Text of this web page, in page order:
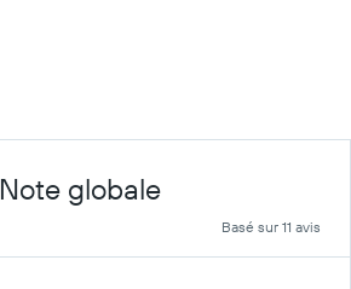
Note globale
Basé sur 11 avis